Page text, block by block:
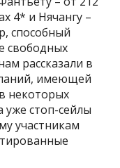
4* и Нячангу –
способный
свободных
рассказали в
имеющей
некоторых
уже стоп-сейлы
участникам